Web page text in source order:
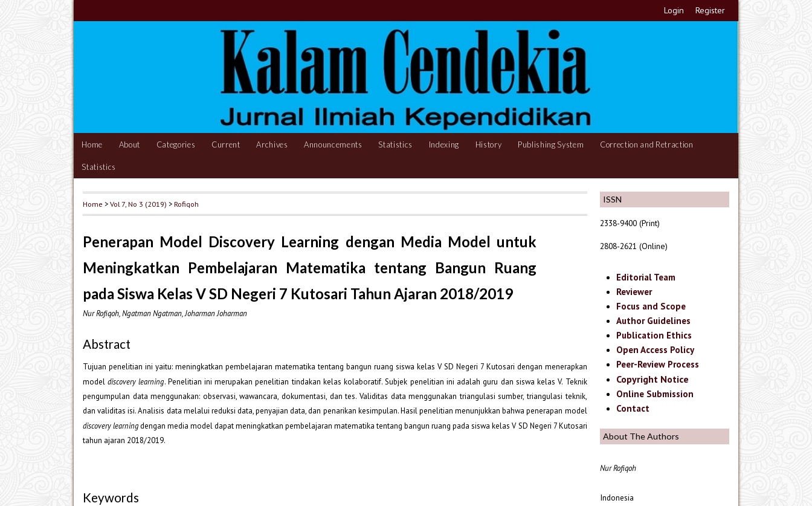
Login Register
Home About Categories Current Archives Announcements Statistics Indexing History Publishing System Correction and Retraction
Statistics
ISSN
2338-9400 (Print)
2808-2621 (Online)
Editorial Team
Reviewer
Focus and Scope
Author Guidelines
Publication Ethics
Open Access Policy
Peer-Review Process
Copyright Notice
Online Submission
Contact
About The Authors
Nur Rofiqoh
Indonesia
Home >Vol 7, No 3 (2019) >Rofiqoh
Penerapan Model Discovery Learning dengan Media Model untuk
Meningkatkan Pembelajaran Matematika tentang Bangun Ruang
pada Siswa Kelas V SD Negeri 7 Kutosari Tahun Ajaran 2018/2019
Nur Rofiqoh, Ngatman Ngatman, Joharman Joharman
Abstract
Tujuan penelitian ini yaitu: meningkatkan pembelajaran matematika tentang bangun ruang siswa kelas V SD Negeri 7 Kutosari dengan menerapkan
modeldiscovery learning. Penelitian ini merupakan penelitian tindakan kelas kolaboratif. Subjek penelitian ini adalah guru dan siswa kelas V. Teknik
pengumpulan data menggunakan: observasi, wawancara, dokumentasi, dan tes. Validitas data menggunakan triangulasi sumber, triangulasi teknik,
dan validitas isi. Analisis data melalui reduksi data, penyajian data, dan penarikan kesimpulan. Hasil penelitian menunjukkan bahwa penerapan model
discovery learningdengan media model dapat meningkatkan pembelajaran matematika tentang bangun ruang pada siswa kelas V SD Negeri 7 Kutosari
tahun ajaran 2018/2019.
Keywords